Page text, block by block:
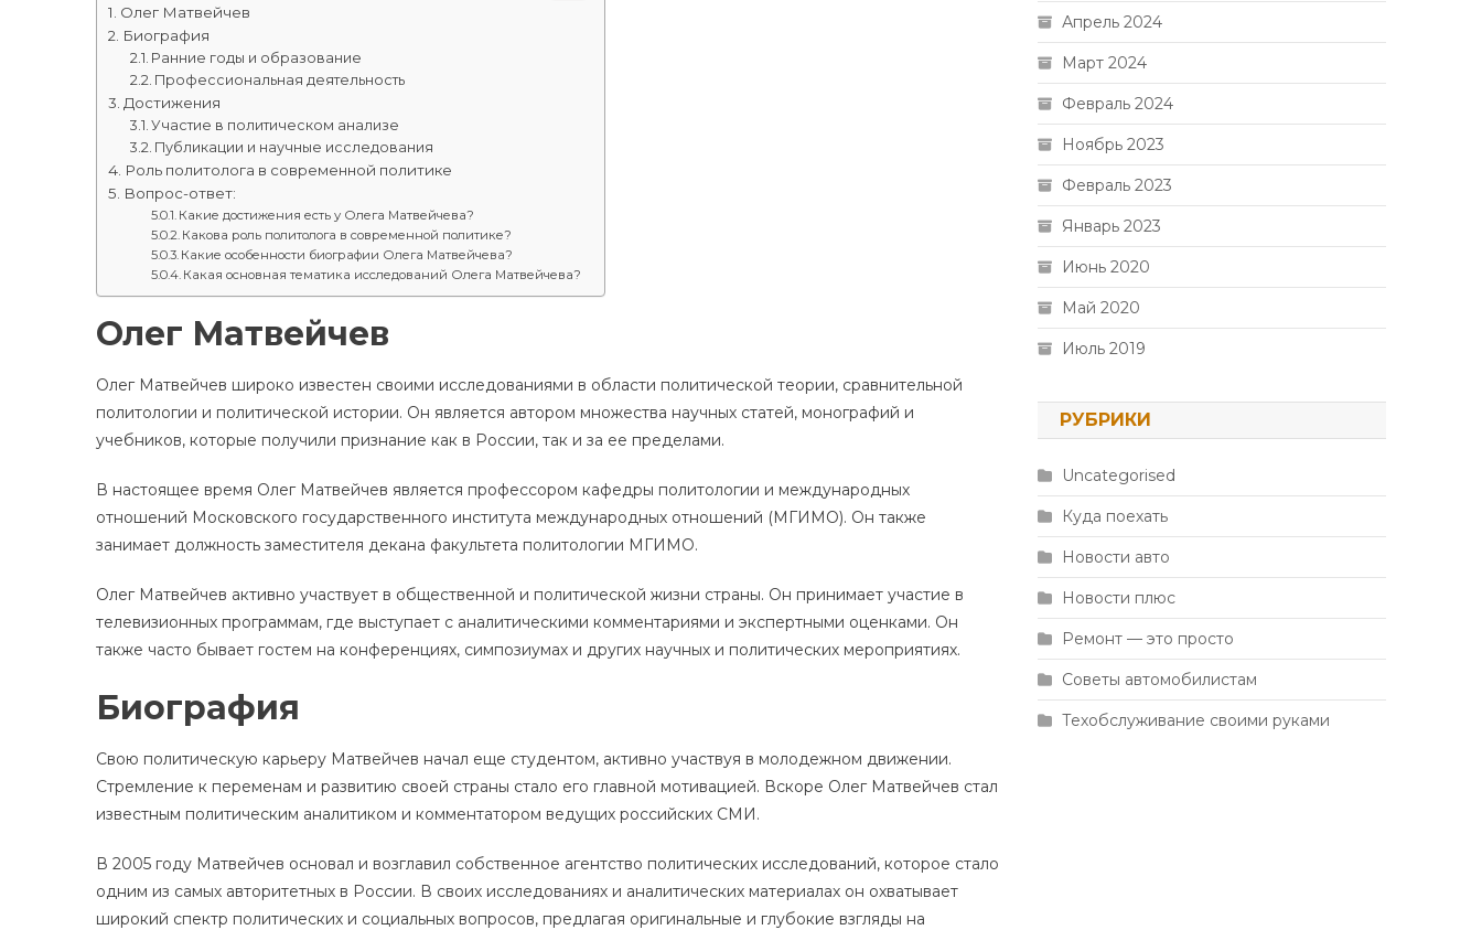
Олег Матвейчев
Биография
Ранние годы и образование
Профессиональная деятельность
Достижения
Участие в политическом анализе
Публикации и научные исследования
Роль политолога в современной политике
Вопрос-ответ:
Какие достижения есть у Олега Матвейчева?
Какова роль политолога в современной политике?
Какие особенности биографии Олега Матвейчева?
Какая основная тематика исследований Олега Матвейчева?
Олег Матвейчев
Олег Матвейчев широко известен своими исследованиями в области политической теории, сравнительной
политологии и политической истории. Он является автором множества научных статей, монографий и
учебников, которые получили признание как в России, так и за ее пределами.
В настоящее время Олег Матвейчев является профессором кафедры политологии и международных
отношений Московского государственного института международных отношений (МГИМО). Он также
занимает должность заместителя декана факультета политологии МГИМО.
Олег Матвейчев активно участвует в общественной и политической жизни страны. Он принимает участие в
телевизионных программам, где выступает с аналитическими комментариями и экспертными оценками. Он
также часто бывает гостем на конференциях, симпозиумах и других научных и политических мероприятиях.
Биография
Свою политическую карьеру Матвейчев начал еще студентом, активно участвуя в молодежном движении.
Стремление к переменам и развитию своей страны стало его главной мотивацией. Вскоре Олег Матвейчев стал
известным политическим аналитиком и комментатором ведущих российских СМИ.
В 2005 году Матвейчев основал и возглавил собственное агентство политических исследований, которое стало
одним из самых авторитетных в России. В своих исследованиях и аналитических материалах он охватывает
широкий спектр политических и социальных вопросов, предлагая оригинальные и глубокие взгляды на
Апрель 2024
Март 2024
Февраль 2024
Ноябрь 2023
Февраль 2023
Январь 2023
Июнь 2020
Май 2020
Июль 2019
РУБРИКИ
Uncategorised
Куда поехать
Новости авто
Новости плюс
Ремонт — это просто
Советы автомобилистам
Техобслуживание своими руками